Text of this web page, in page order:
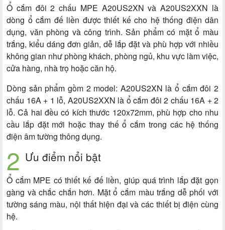
Ổ cắm đôi 2 chấu MPE A20US2XN và A20US2XXN là
dòng ổ cắm đế liền được thiết kế cho hệ thống điện dân
dụng, văn phòng và công trình. Sản phẩm có mặt ổ màu
trắng, kiểu dáng đơn giản, dễ lắp đặt và phù hợp với nhiều
không gian như phòng khách, phòng ngủ, khu vực làm việc,
cửa hàng, nhà trọ hoặc căn hộ.
Dòng sản phẩm gồm 2 model: A20US2XN là ổ cắm đôi 2
chấu 16A + 1 lỗ, A20US2XXN là ổ cắm đôi 2 chấu 16A + 2
lỗ. Cả hai đều có kích thước 120x72mm, phù hợp cho nhu
cầu lắp đặt mới hoặc thay thế ổ cắm trong các hệ thống
điện âm tường thông dụng.
Ưu điểm nổi bật
Ổ cắm MPE có thiết kế đế liền, giúp quá trình lắp đặt gọn
gàng và chắc chắn hơn. Mặt ổ cắm màu trắng dễ phối với
tường sáng màu, nội thất hiện đại và các thiết bị điện cùng
hệ.